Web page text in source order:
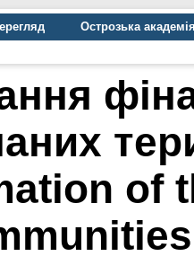
Острозька
of